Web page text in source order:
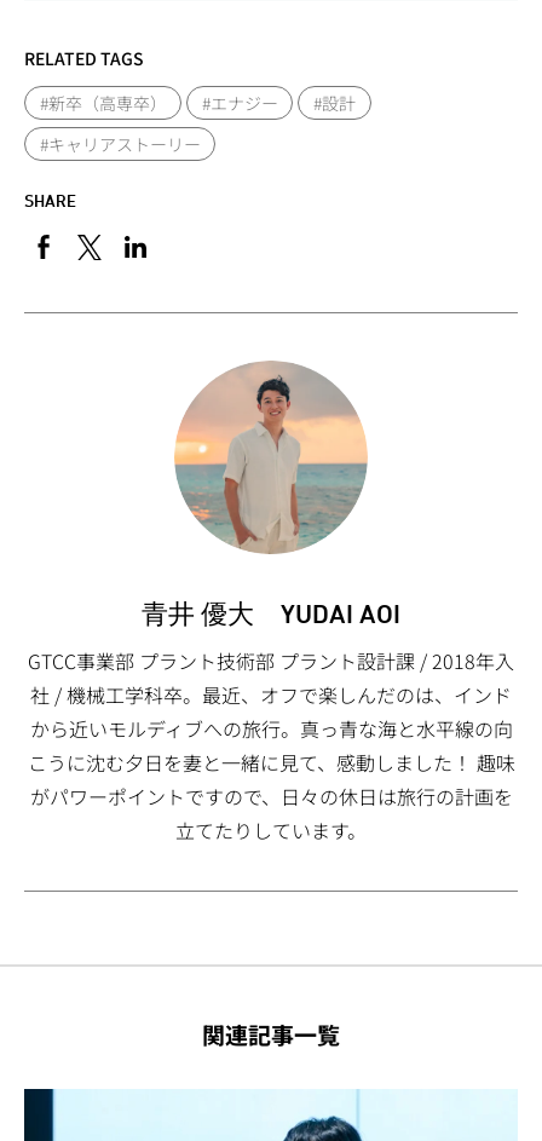
RELATED TAGS
SHARE
#新卒（高専卒） #エナジー
#設計
#キャリアストーリー
青井 優大 YUDAI AOI
GTCC事業部 プラント技術部 プラント設計課 / 2018年入
社 / 機械工学科卒。最近、オフで楽しんだのは、インド
から近いモルディブへの旅行。真っ青な海と水平線の向
こうに沈む夕日を妻と一緒に見て、感動しました！ 趣味
がパワーポイントですので、日々の休日は旅行の計画を
立てたりしています。
関連記事一覧